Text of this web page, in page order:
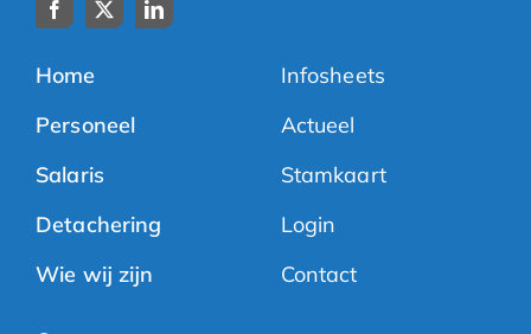
Home
Personeel
Salaris
Detachering
Wie wij zijn
Infosheets
Actueel
Stamkaart
Login
Contact